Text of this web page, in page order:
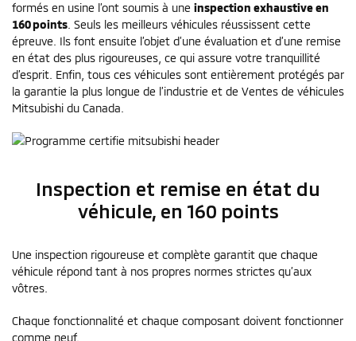
formés en usine l’ont soumis à une inspection exhaustive en
160 points . Seuls les meilleurs véhicules réussissent cette
épreuve. Ils font ensuite l’objet d’une évaluation et d’une remise
en état des plus rigoureuses, ce qui assure votre tranquillité
d’esprit. Enfin, tous ces véhicules sont entièrement protégés par
la garantie la plus longue de l’industrie et de Ventes de véhicules
Mitsubishi du Canada.
Inspection et remise en état du
véhicule, en 160 points
Une inspection rigoureuse et complète garantit que chaque
véhicule répond tant à nos propres normes strictes qu’aux
vôtres.
Chaque fonctionnalité et chaque composant doivent fonctionner
comme neuf.